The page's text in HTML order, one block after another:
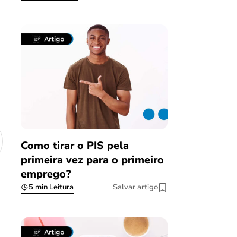
Como tirar o PIS pela
primeira vez para o primeiro
emprego?
5 min Leitura Salvar artigo